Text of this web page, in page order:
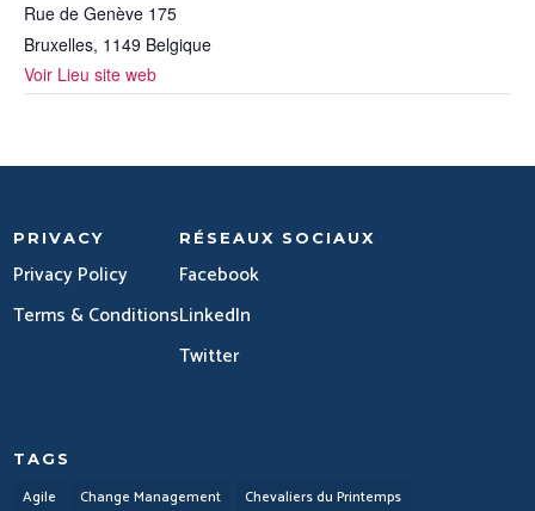
Rue de Genève 175
Bruxelles, 1149 Belgique
Voir Lieu site web
PRIVACY
Privacy Policy
Terms & Conditions
RÉSEAUX SOCIAUX
Facebook
LinkedIn
Twitter
TAGS
Agile Change Management
Chevaliers du Printemps